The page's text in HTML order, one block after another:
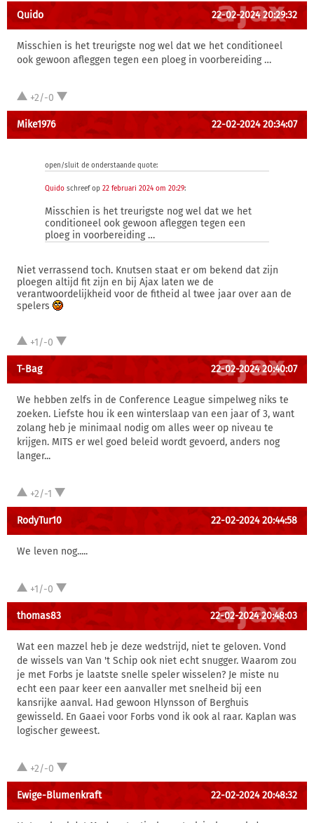
Quido 22-02-2024 20:29:32
Misschien is het treurigste nog wel dat we het conditioneel
ook gewoon afleggen tegen een ploeg in voorbereiding …
+2/-0
Mike1976 22-02-2024 20:34:07
open/sluit de onderstaande quote:
Quido schreef op 22 februari 2024 om 20:29:
Misschien is het treurigste nog wel dat we het
conditioneel ook gewoon afleggen tegen een
ploeg in voorbereiding …
Niet verrassend toch. Knutsen staat er om bekend dat zijn
ploegen altijd fit zijn en bij Ajax laten we de
verantwoordelijkheid voor de fitheid al twee jaar over aan de
spelers
+1/-0
T-Bag 22-02-2024 20:40:07
We hebben zelfs in de Conference League simpelweg niks te
zoeken. Liefste hou ik een winterslaap van een jaar of 3, want
zolang heb je minimaal nodig om alles weer op niveau te
krijgen. MITS er wel goed beleid wordt gevoerd, anders nog
langer...
+2/-1
RodyTur10 22-02-2024 20:44:58
We leven nog.....
+1/-0
thomas83 22-02-2024 20:48:03
Wat een mazzel heb je deze wedstrijd, niet te geloven. Vond
de wissels van Van 't Schip ook niet echt snugger. Waarom zou
je met Forbs je laatste snelle speler wisselen? Je miste nu
echt een paar keer een aanvaller met snelheid bij een
kansrijke aanval. Had gewoon Hlynsson of Berghuis
gewisseld. En Gaaei voor Forbs vond ik ook al raar. Kaplan was
logischer geweest.
+2/-0
Ewige-Blumenkraft 22-02-2024 20:48:32